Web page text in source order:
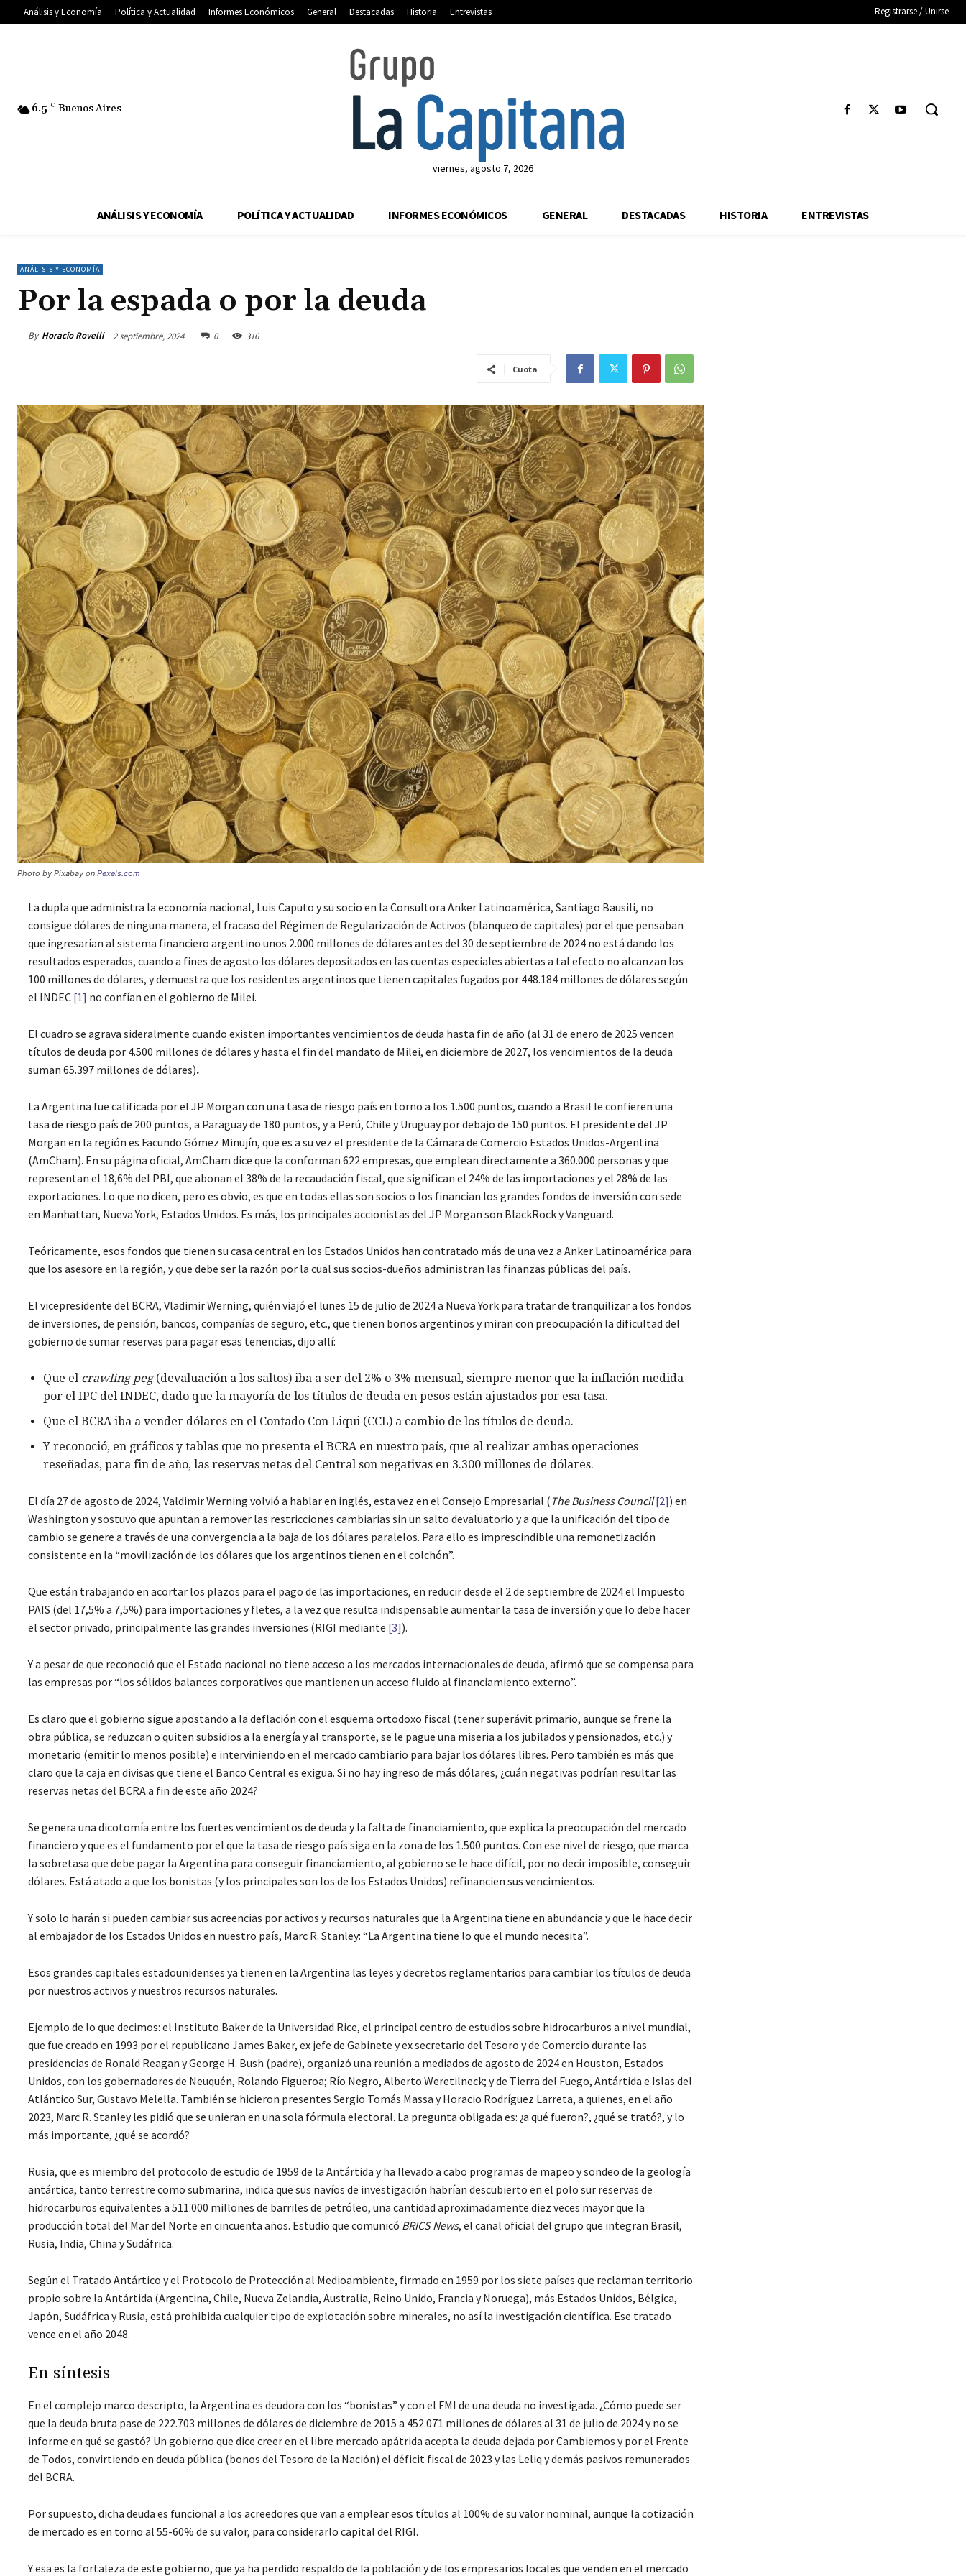
Análisis y Economía Política y Actualidad Informes Económicos General Destacadas Historia Entrevistas Registrarse / Unirse
6.5 C Buenos Aires
viernes, agosto 7, 2026
ANÁLISIS Y ECONOMÍA POLÍTICA Y ACTUALIDAD INFORMES ECONÓMICOS GENERAL DESTACADAS HISTORIA ENTREVISTAS
ANÁLISIS Y ECONOMÍA
Por la espada o por la deuda
By Horacio Rovelli 2 septiembre, 2024 0 316
Cuota
Photo by Pixabay on Pexels.com
La dupla que administra la economía nacional, Luis Caputo y su socio en la Consultora Anker Latinoamérica, Santiago Bausili, no
consigue dólares de ninguna manera, el fracaso del Régimen de Regularización de Activos (blanqueo de capitales) por el que pensaban
que ingresarían al sistema financiero argentino unos 2.000 millones de dólares antes del 30 de septiembre de 2024 no está dando los
resultados esperados, cuando a fines de agosto los dólares depositados en las cuentas especiales abiertas a tal efecto no alcanzan los
100 millones de dólares, y demuestra que los residentes argentinos que tienen capitales fugados por 448.184 millones de dólares según
el INDEC [1] no confían en el gobierno de Milei.
El cuadro se agrava sideralmente cuando existen importantes vencimientos de deuda hasta fin de año (al 31 de enero de 2025 vencen
títulos de deuda por 4.500 millones de dólares y hasta el fin del mandato de Milei, en diciembre de 2027, los vencimientos de la deuda
suman 65.397 millones de dólares).
La Argentina fue calificada por el JP Morgan con una tasa de riesgo país en torno a los 1.500 puntos, cuando a Brasil le confieren una
tasa de riesgo país de 200 puntos, a Paraguay de 180 puntos, y a Perú, Chile y Uruguay por debajo de 150 puntos. El presidente del JP
Morgan en la región es Facundo Gómez Minujín, que es a su vez el presidente de la Cámara de Comercio Estados Unidos-Argentina
(AmCham). En su página oficial, AmCham dice que la conforman 622 empresas, que emplean directamente a 360.000 personas y que
representan el 18,6% del PBI, que abonan el 38% de la recaudación fiscal, que significan el 24% de las importaciones y el 28% de las
exportaciones. Lo que no dicen, pero es obvio, es que en todas ellas son socios o los financian los grandes fondos de inversión con sede
en Manhattan, Nueva York, Estados Unidos. Es más, los principales accionistas del JP Morgan son BlackRock y Vanguard.
Teóricamente, esos fondos que tienen su casa central en los Estados Unidos han contratado más de una vez a Anker Latinoamérica para
que los asesore en la región, y que debe ser la razón por la cual sus socios-dueños administran las finanzas públicas del país.
El vicepresidente del BCRA, Vladimir Werning, quién viajó el lunes 15 de julio de 2024 a Nueva York para tratar de tranquilizar a los fondos
de inversiones, de pensión, bancos, compañías de seguro, etc., que tienen bonos argentinos y miran con preocupación la dificultad del
gobierno de sumar reservas para pagar esas tenencias, dijo allí:
Que el crawling peg(devaluación a los saltos) iba a ser del 2% o 3% mensual, siempre menor que la inflación medida
por el IPC del INDEC, dado que la mayoría de los títulos de deuda en pesos están ajustados por esa tasa.
Que el BCRA iba a vender dólares en el Contado Con Liqui (CCL) a cambio de los títulos de deuda.
Y reconoció, en gráficos y tablas que no presenta el BCRA en nuestro país, que al realizar ambas operaciones
reseñadas, para fin de año, las reservas netas del Central son negativas en 3.300 millones de dólares.
El día 27 de agosto de 2024, Valdimir Werning volvió a hablar en inglés, esta vez en el Consejo Empresarial ( The Business Council[2]) en
Washington y sostuvo que apuntan a remover las restricciones cambiarias sin un salto devaluatorio y a que la unificación del tipo de
cambio se genere a través de una convergencia a la baja de los dólares paralelos. Para ello es imprescindible una remonetización
consistente en la “movilización de los dólares que los argentinos tienen en el colchón”.
Que están trabajando en acortar los plazos para el pago de las importaciones, en reducir desde el 2 de septiembre de 2024 el Impuesto
PAIS (del 17,5% a 7,5%) para importaciones y fletes, a la vez que resulta indispensable aumentar la tasa de inversión y que lo debe hacer
el sector privado, principalmente las grandes inversiones (RIGI mediante [3]).
Y a pesar de que reconoció que el Estado nacional no tiene acceso a los mercados internacionales de deuda, afirmó que se compensa para
las empresas por “los sólidos balances corporativos que mantienen un acceso fluido al financiamiento externo”.
Es claro que el gobierno sigue apostando a la deflación con el esquema ortodoxo fiscal (tener superávit primario, aunque se frene la
obra pública, se reduzcan o quiten subsidios a la energía y al transporte, se le pague una miseria a los jubilados y pensionados, etc.) y
monetario (emitir lo menos posible) e interviniendo en el mercado cambiario para bajar los dólares libres. Pero también es más que
claro que la caja en divisas que tiene el Banco Central es exigua. Si no hay ingreso de más dólares, ¿cuán negativas podrían resultar las
reservas netas del BCRA a fin de este año 2024?
Se genera una dicotomía entre los fuertes vencimientos de deuda y la falta de financiamiento, que explica la preocupación del mercado
financiero y que es el fundamento por el que la tasa de riesgo país siga en la zona de los 1.500 puntos. Con ese nivel de riesgo, que marca
la sobretasa que debe pagar la Argentina para conseguir financiamiento, al gobierno se le hace difícil, por no decir imposible, conseguir
dólares. Está atado a que los bonistas (y los principales son los de los Estados Unidos) refinancien sus vencimientos.
Y solo lo harán si pueden cambiar sus acreencias por activos y recursos naturales que la Argentina tiene en abundancia y que le hace decir
al embajador de los Estados Unidos en nuestro país, Marc R. Stanley: “La Argentina tiene lo que el mundo necesita”.
Esos grandes capitales estadounidenses ya tienen en la Argentina las leyes y decretos reglamentarios para cambiar los títulos de deuda
por nuestros activos y nuestros recursos naturales.
Ejemplo de lo que decimos: el Instituto Baker de la Universidad Rice, el principal centro de estudios sobre hidrocarburos a nivel mundial,
que fue creado en 1993 por el republicano James Baker, ex jefe de Gabinete y ex secretario del Tesoro y de Comercio durante las
presidencias de Ronald Reagan y George H. Bush (padre), organizó una reunión a mediados de agosto de 2024 en Houston, Estados
Unidos, con los gobernadores de Neuquén, Rolando Figueroa; Río Negro, Alberto Weretilneck; y de Tierra del Fuego, Antártida e Islas del
Atlántico Sur, Gustavo Melella. También se hicieron presentes Sergio Tomás Massa y Horacio Rodríguez Larreta, a quienes, en el año
2023, Marc R. Stanley les pidió que se unieran en una sola fórmula electoral. La pregunta obligada es: ¿a qué fueron?, ¿qué se trató?, y lo
más importante, ¿qué se acordó?
Rusia, que es miembro del protocolo de estudio de 1959 de la Antártida y ha llevado a cabo programas de mapeo y sondeo de la geología
antártica, tanto terrestre como submarina, indica que sus navíos de investigación habrían descubierto en el polo sur reservas de
hidrocarburos equivalentes a 511.000 millones de barriles de petróleo, una cantidad aproximadamente diez veces mayor que la
producción total del Mar del Norte en cincuenta años. Estudio que comunicó BRICS News, el canal oficial del grupo que integran Brasil,
Rusia, India, China y Sudáfrica.
Según el Tratado Antártico y el Protocolo de Protección al Medioambiente, firmado en 1959 por los siete países que reclaman territorio
propio sobre la Antártida (Argentina, Chile, Nueva Zelandia, Australia, Reino Unido, Francia y Noruega), más Estados Unidos, Bélgica,
Japón, Sudáfrica y Rusia, está prohibida cualquier tipo de explotación sobre minerales, no así la investigación científica. Ese tratado
vence en el año 2048.
En síntesis
En el complejo marco descripto, la Argentina es deudora con los “bonistas” y con el FMI de una deuda no investigada. ¿Cómo puede ser
que la deuda bruta pase de 222.703 millones de dólares de diciembre de 2015 a 452.071 millones de dólares al 31 de julio de 2024 y no se
informe en qué se gastó? Un gobierno que dice creer en el libre mercado apátrida acepta la deuda dejada por Cambiemos y por el Frente
de Todos, convirtiendo en deuda pública (bonos del Tesoro de la Nación) el déficit fiscal de 2023 y las Leliq y demás pasivos remunerados
del BCRA.
Por supuesto, dicha deuda es funcional a los acreedores que van a emplear esos títulos al 100% de su valor nominal, aunque la cotización
de mercado es en torno al 55-60% de su valor, para considerarlo capital del RIGI.
Y esa es la fortaleza de este gobierno, que ya ha perdido respaldo de la población y de los empresarios locales que venden en el mercado